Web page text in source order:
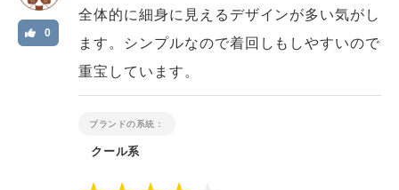
0
全体的に細身に見えるデザインが多い気がし
ます。シンプルなので着回しもしやすいので
重宝しています。
ブランドの系統：
クール系